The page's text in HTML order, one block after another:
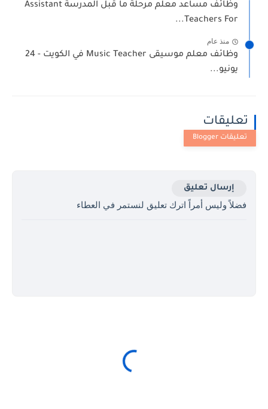
وظائف مساعد معلم مرحلة ما قبل المدرسة Assistant
Teachers For...
منذ عام
وظائف معلم موسيقى Music Teacher في الكويت - 24
يونيو...
تعليقات
إرسال تعليق
فضلاً وليس أمراً اترك تعليق لنستمر في العطاء